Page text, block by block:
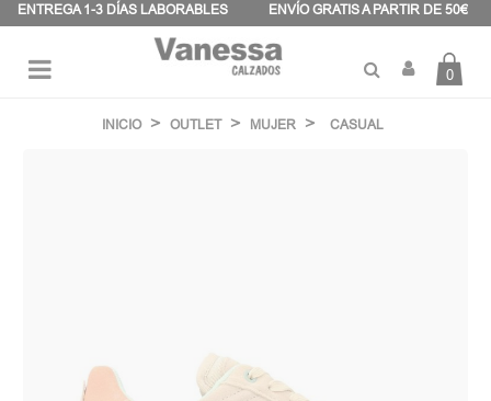
ENTREGA 1-3 DÍAS LABORABLES ENVÍO GRATIS A PARTIR DE 50€
palanca
0
INICIO OUTLET MUJER CASUAL
Panel de gestión de cookies